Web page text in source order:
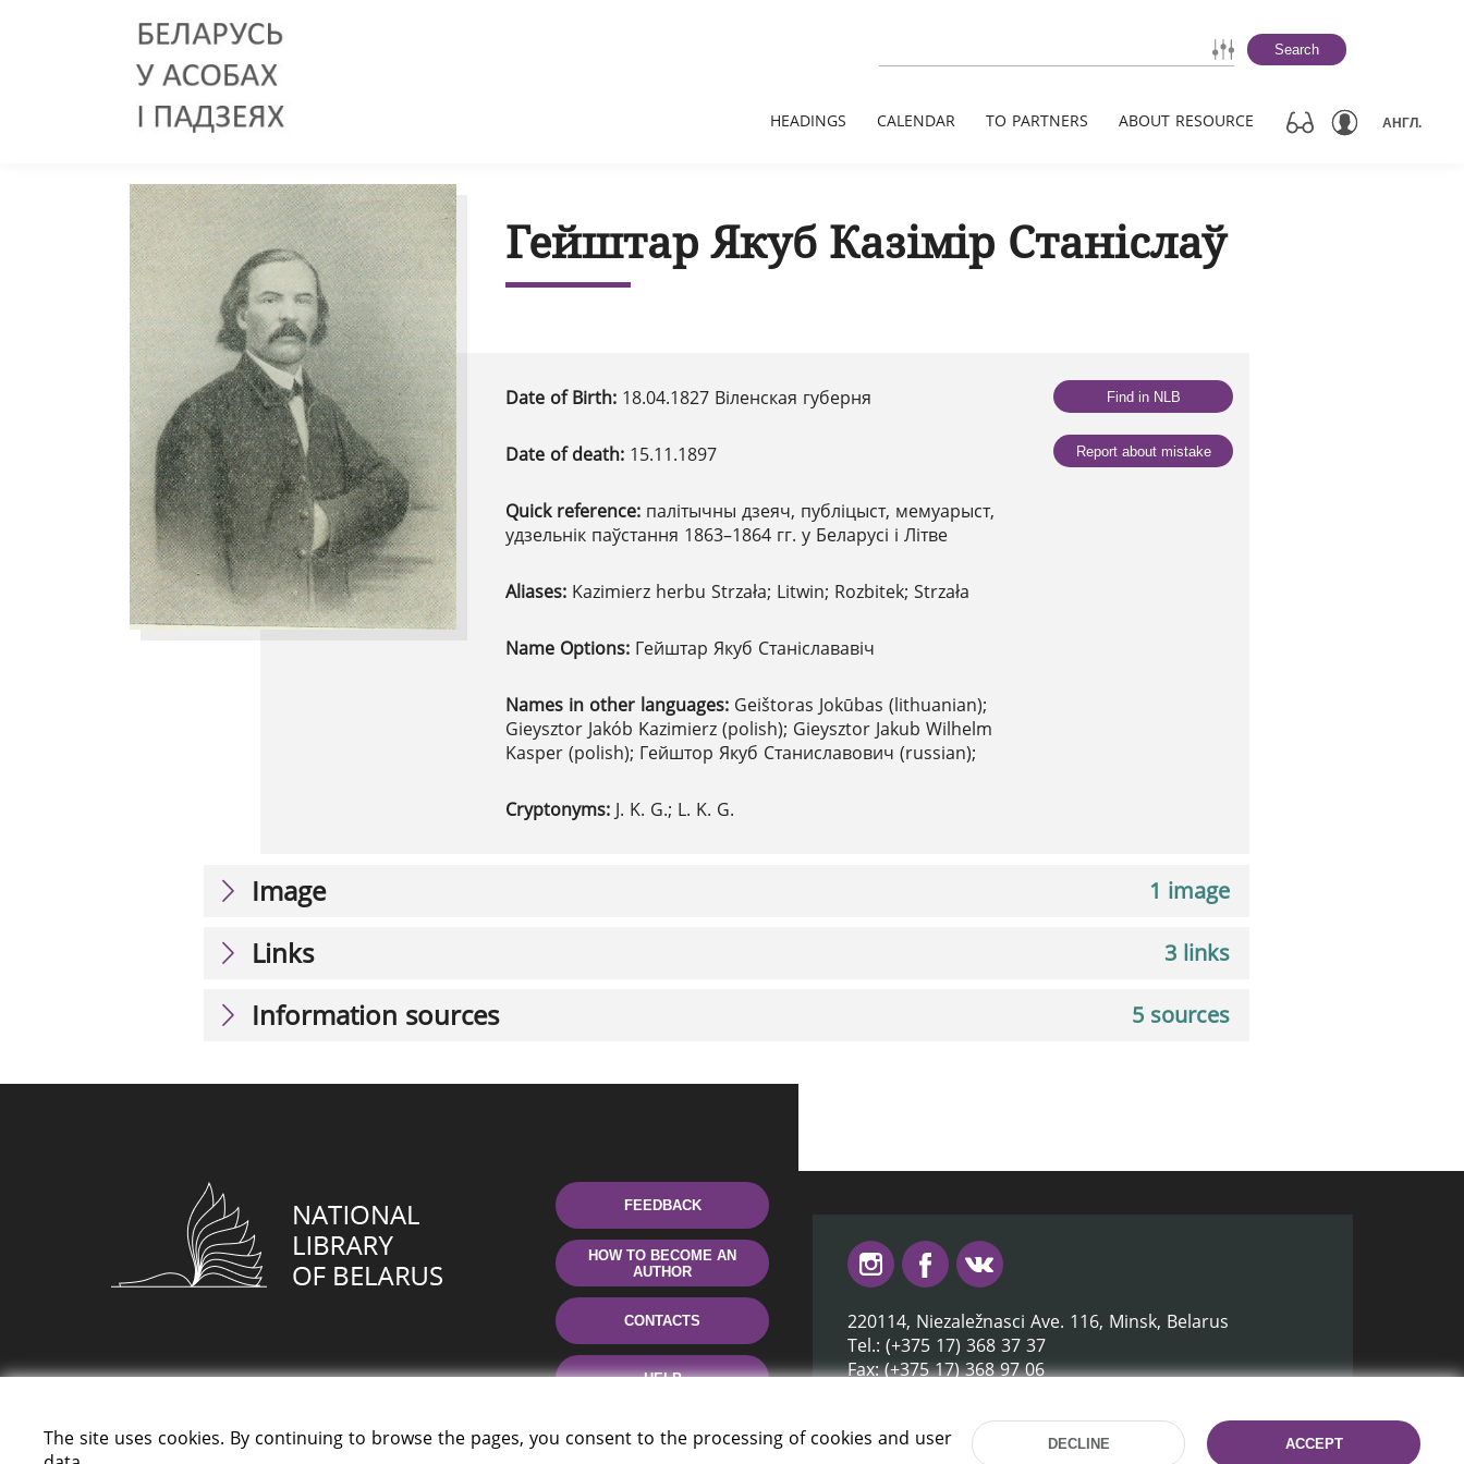
Search
HEADINGS CALENDAR TO PARTNERS ABOUT RESOURCE АНГЛ.
Гейштар Якуб Казімір Станіслаў
Date of Birth: 18.04.1827 Віленская губерня
Date of death: 15.11.1897
Quick reference: палітычны дзеяч, публіцыст, мемуарыст,
удзельнік паўстання 1863–1864 гг. у Беларусі і Літве
Aliases: Kazimierz herbu Strzała; Litwin; Rozbitek; Strzała
Name Options: Гейштар Якуб Станіслававіч
Names in other languages: Geištoras Jokūbas (lithuanian);
Gieysztor Jakób Kazimierz (polish); Gieysztor Jakub Wilhelm
Kasper (polish); Гейштор Якуб Станиславович (russian);
Cryptonyms: J. K. G.; L. K. G.
Find in NLB
Report about mistake
1 image
Image
3 links
Links
5 sources
Information sources
FEEDBACK
HOW TO BECOME AN
AUTHOR
CONTACTS
HELP
220114, Niezaležnasci Ave. 116, Minsk, Belarus
Tel.: (+375 17) 368 37 37
Fax: (+375 17) 368 97 06
The site uses cookies. By continuing to browse the pages, you consent to the processing of cookies and user
DECLINE ACCEPT